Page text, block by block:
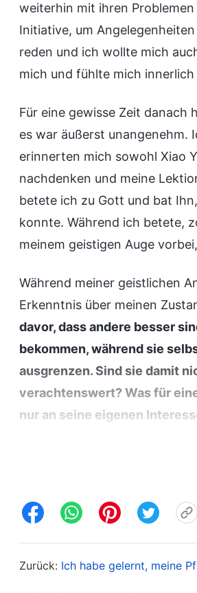
weiterhin mit ihren
Initiative, um
reden und ich wollte mich
mich und fühlte mich
Für eine gewisse Zeit danach
es war äußerst unangenehm.
erinnerten mich sowohl Xiao
nachdenken und meine
betete ich zu Gott und bat
konnte. Während ich betete,
meinem geistigen Auge
Während meiner geistlichen
Erkenntnis über meinen
davor, dass andere besser
bekommen, während sie
ausgrenzen. Sind sie damit
verachtenswert? Was für
nur an seine eigenen
nehmen, hat eine schlechte
behandeln können. Wenn
Pflicht zu üben und sie
wird das deine Arbeit nicht
Das ist eine gute Tat vor
Zurück: Ich habe gelernt, meine